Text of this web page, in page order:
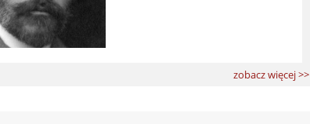
zobacz więcej >>